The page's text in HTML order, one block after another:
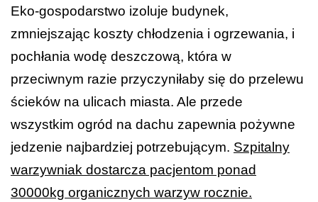
Eko-gospodarstwo izoluje budynek,
zmniejszając koszty chłodzenia i ogrzewania, i
pochłania wodę deszczową, która w
przeciwnym razie przyczyniłaby się do przelewu
ścieków na ulicach miasta. Ale przede
wszystkim ogród na dachu zapewnia pożywne
jedzenie najbardziej potrzebującym. Szpitalny
warzywniak dostarcza pacjentom ponad
30000kg organicznych warzyw rocznie.